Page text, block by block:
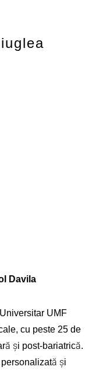
Davila
UMF
cu peste 25 de
și post-bariatrică.
și